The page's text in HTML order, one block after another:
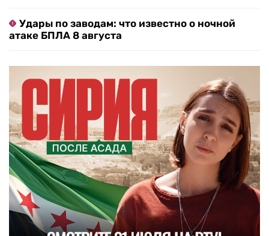
Удары по заводам: что известно о ночной
атаке БПЛА 8 августа